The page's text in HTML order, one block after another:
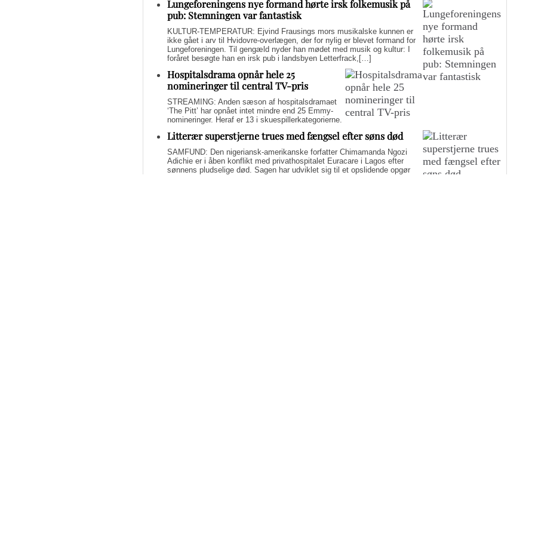
Lungeforeningens nye formand hørte irsk folkemusik på
pub: Stemningen var fantastisk
KULTUR-TEMPERATUR: Ejvind Frausings mors musikalske kunnen er
ikke gået i arv til Hvidovre-overlægen, der for nylig er blevet formand for
Lungeforeningen. Til gengæld nyder han mødet med musik og kultur: I
foråret besøgte han en irsk pub i landsbyen Letterfrack,[…]
Hospitalsdrama opnår hele 25
nomineringer til central TV-pris
STREAMING: Anden sæson af hospitalsdramaet
‘The Pitt’ har opnået intet mindre end 25 Emmy-
nomineringer. Heraf er 13 i skuespillerkategorierne.
Litterær superstjerne trues med fængsel efter søns død
SAMFUND: Den nigeriansk-amerikanske forfatter Chimamanda Ngozi
Adichie er i åben konflikt med privathospitalet Euracare i Lagos efter
sønnens pludselige død. Sagen har udviklet sig til et opslidende opgør